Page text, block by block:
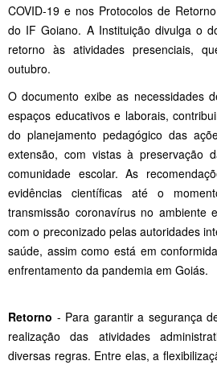
COVID-19 e nos Protocolos de
do IF Goiano. A Instituição divulga o
retorno às atividades presenciais,
outubro.
O documento exibe as necessidades
espaços educativos e laborais,
do planejamento pedagógico das
extensão, com vistas à preservação
comunidade escolar. As
evidências científicas até o
transmissão coronavírus no ambiente
com o preconizado pelas autoridades
saúde, assim como está em
enfrentamento da pandemia em Goiás.
Retorno - Para garantir a segurança
realização das atividades
diversas regras. Entre elas, a